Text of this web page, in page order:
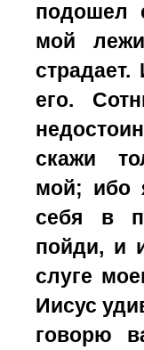
подошел
мой
страдает.
его.
скажи
мой; ибо
себя в
пойди, и
слуге
Иисус
говорю